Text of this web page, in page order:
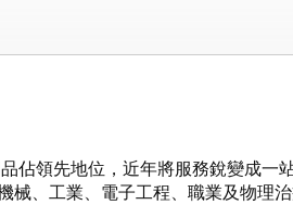
佔領先地位，近年將服務銳變成一
械、工業、電子工程、職業及物理